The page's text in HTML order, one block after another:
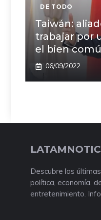
DE TODO
Taiwán:
trabajar por
el bien
06/09/2022
Descubre las
política, economía,
entretenimiento.